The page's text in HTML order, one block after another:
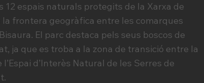
12 espais naturals protegits de la Xarxa de
frontera geogràfica entre les comarques
El parc destaca pels seus boscos de
ja que es troba a la zona de transició entre la
d’Interès Natural de les Serres de